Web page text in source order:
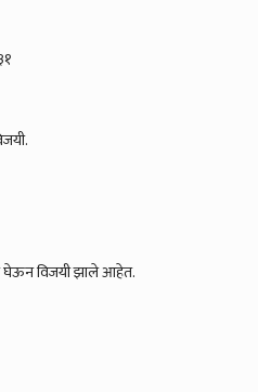
घेऊन विजयी झाले आहेत.